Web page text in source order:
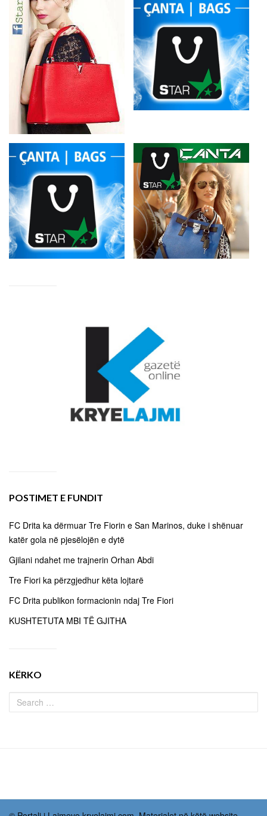
POSTIMET E FUNDIT
FC Drita ka dërmuar Tre Fiorin e San Marinos, duke i shënuar
katër gola në pjesëlojën e dytë
Gjilani ndahet me trajnerin Orhan Abdi
Tre Fiori ka përzgjedhur këta lojtarë
FC Drita publikon formacionin ndaj Tre Fiori
KUSHTETUTA MBI TË GJITHA
KËRKO